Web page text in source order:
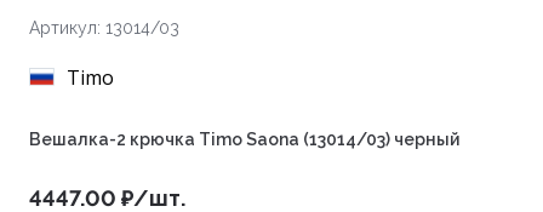
Артикул: 13014/03
Timo
Вешалка-2 крючка Timo Saona (13014/03) черный
4447.00 ₽/шт.